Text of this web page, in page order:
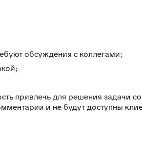
обсуждения с коллегами;
привлечь для решения задачи
и не будут доступны